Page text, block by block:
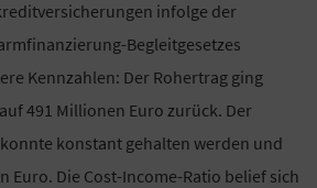
infolge der
Begleitgesetzes
Kennzahlen: Der Rohertrag ging
491 Millionen Euro zurück. Der
konstant gehalten werden und
Euro. Die Cost-Income-Ratio belief sich